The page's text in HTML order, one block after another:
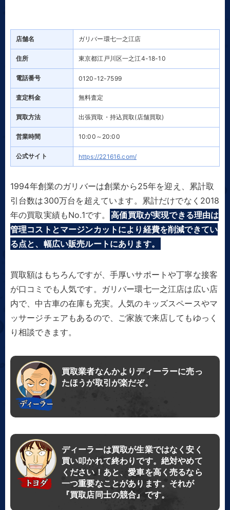
店舗名 ガリバー環七一之江店
住所 東京都江戸川区一之江4-18-10
電話番号 0120-12-7599
査定料金 無料査定
買取方法 出張買取・持込買取(店舗買取)
営業時間 10:00～20:00
公式サイト https://221616.com/
1994年創業のガリバーは創業から25年を迎え、累計取
引台数は300万台を超えています。累計だけでなく2018
年の買取実績もNo.1です。 高価買取が実現できる理由は
管理コストとマージンカットにより経費を削減できてい
る点と、幅広い販売ルートにあります。
買取額はもちろんですが、手厚いサポートや丁寧な接客
が口コミでも人気です。ガリバー環七一之江店は広い店
内で、中古車の在庫も充実。人気のキッズスペースやマ
ッサージチェアもあるので、ご家族で来店してもゆっく
り相談できます。
買取業者なんかよりディーラーに売っ
たほうが取引が楽だぞ。
ディーラーは買取が生業ではなく安く
買い叩かれて終わりです。絶対やめて
ください！あと、愛車を高く売るなら
一つ重要なことがあります。それが
『買取店同士の競合』です。